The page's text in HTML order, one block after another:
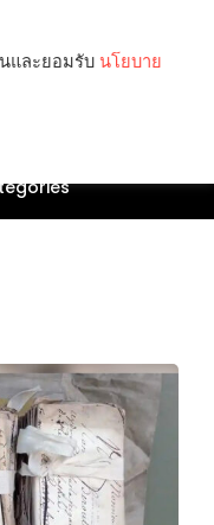
และยอมรับ นโยบาย